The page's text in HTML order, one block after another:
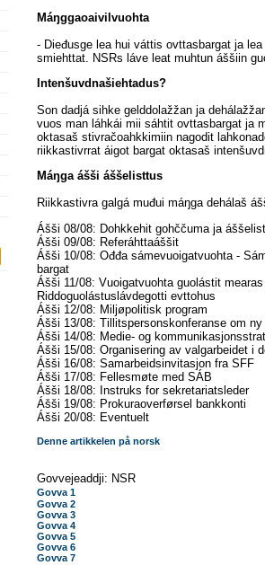
Máŋggaoaivilvuohta
- Dieđusge lea hui váttis ovttasbargat ja
smiehttat. NSRs láve leat muhtun áššiin
Intenšuvdnašiehtadus?
Son dadjá sihke gelddolažžan ja
vuos man láhkái mii sáhtit ovttasbargat ja
oktasaš stivračoahkkimiin nagodit
riikkastivrrat áigot bargat oktasaš
Máŋga ášši áššelisttus
Riikkastivra galgá muđui máŋga dehálaš
Ášši 08/08: Dohkkehit gohččuma ja
Ášši 09/08: Referáhttaáššit
Ášši 10/08: Ođđa sámevuoigatvuohta -
bargat
Ášši 11/08: Vuoigatvuohta guolástit
Riddoguolástuslávdegotti evttohus
Ášši 12/08: Miljøpolitisk program
Ášši 13/08: Tillitspersonskonferanse om
Ášši 14/08: Medie- og
Ášši 15/08: Organisering av valgarbeidet i
Ášši 16/08: Samarbeidsinvitasjon fra SFF
Ášši 17/08: Fellesmøte med SÁB
Ášši 18/08: Instruks for sekretariatsleder
Ášši 19/08: Prokuraoverførsel bankkonti
Ášši 20/08: Eventuelt
Denne artikkelen på norsk
Govvejeaddji: NSR
Govva 1
Govva 2
Govva 3
Govva 4
Govva 5
Govva 6
Govva 7